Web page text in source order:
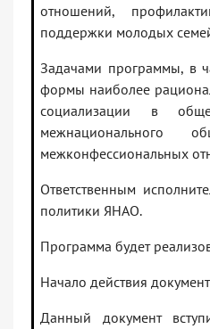
отношений,
поддержки молодых
Задачами программы, в
формы наиболее
социализации в
межнационального
межконфессиональных
Ответственным
политики ЯНАО.
Программа будет
Начало действия
Данный документ